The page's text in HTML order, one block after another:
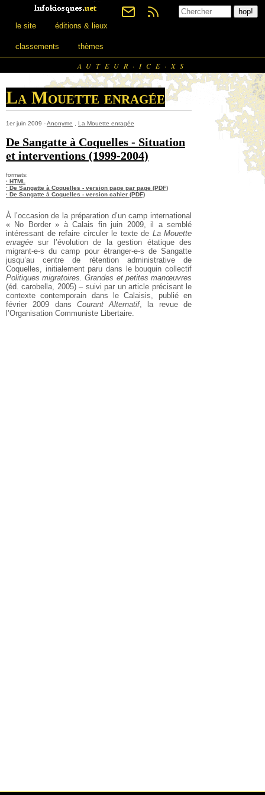
le site éditions & lieux
classements thèmes
AUTEUR·ICE·XS
La Mouette enragée
1er juin 2009 -Anonyme La Mouette enragée
De Sangatte à Coquelles - Situation
et interventions (1999-2004)
formats:
· HTML
· De Sangatte à Coquelles - version page par page (PDF)
· De Sangatte à Coquelles - version cahier (PDF)
À l’occasion de la préparation d’un camp international
« No Border » à Calais fin juin 2009, il a semblé
intéressant de refaire circuler le texte de La Mouette
enragée sur l’évolution de la gestion étatique des
migrant-e-s du camp pour étranger-e-s de Sangatte
jusqu’au centre de rétention administrative de
Coquelles, initialement paru dans le bouquin collectif
Politiques migratoires. Grandes et petites manœuvres
(éd. carobella, 2005) – suivi par un article précisant le
contexte contemporain dans le Calaisis, publié en
février 2009 dans Courant Alternatif, la revue de
l’Organisation Communiste Libertaire.